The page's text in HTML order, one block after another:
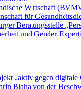
Wirtschaft
für
Beratungsstelle
und Gender-
„aktiv gegen digitale
Blaha von der